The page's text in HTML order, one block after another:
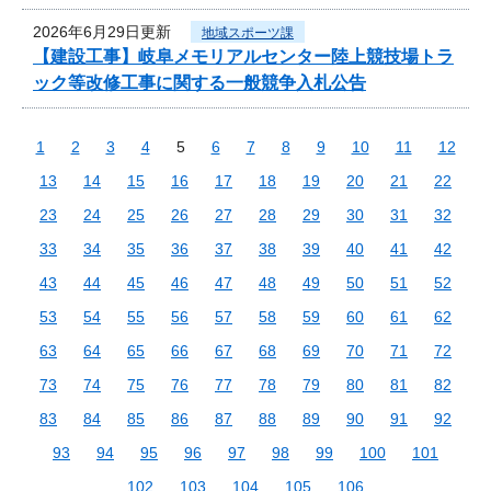
2026年6月29日更新 地域スポーツ課
【建設工事】岐阜メモリアルセンター陸上競技場トラ
ック等改修工事に関する一般競争入札公告
1 2 3 4 5 6 7 8 9 10 11
12
13
14 15 16 17 18 19 20 21
22
23
24 25 26 27 28 29 30 31
32
33
34 35 36 37 38 39 40 41
42
43
44 45 46 47 48 49 50 51
52
53
54 55 56 57 58 59 60 61
62
63
64 65 66 67 68 69 70 71
72
73
74 75 76 77 78 79 80 81
82
83
84 85 86 87 88 89 90 91
92
93
94 95 96 97 98 99 100
101
102
103 104 105 106